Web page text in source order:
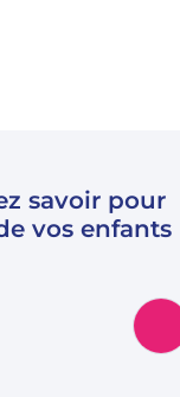
savoir pour
vos enfants